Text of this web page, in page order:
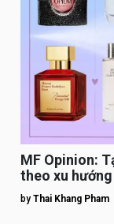
MF Opinion:
theo xu hướng
by Thai Khang Pham